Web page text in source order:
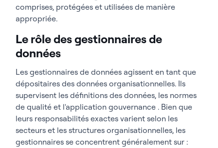
comprises, protégées et utilisées de manière
appropriée.
Le rôle des gestionnaires de
données
Les gestionnaires de données agissent en tant que
dépositaires des données organisationnelles. Ils
supervisent les définitions des données, les normes
de qualité et l'application gouvernance . Bien que
leurs responsabilités exactes varient selon les
secteurs et les structures organisationnelles, les
gestionnaires se concentrent généralement sur :